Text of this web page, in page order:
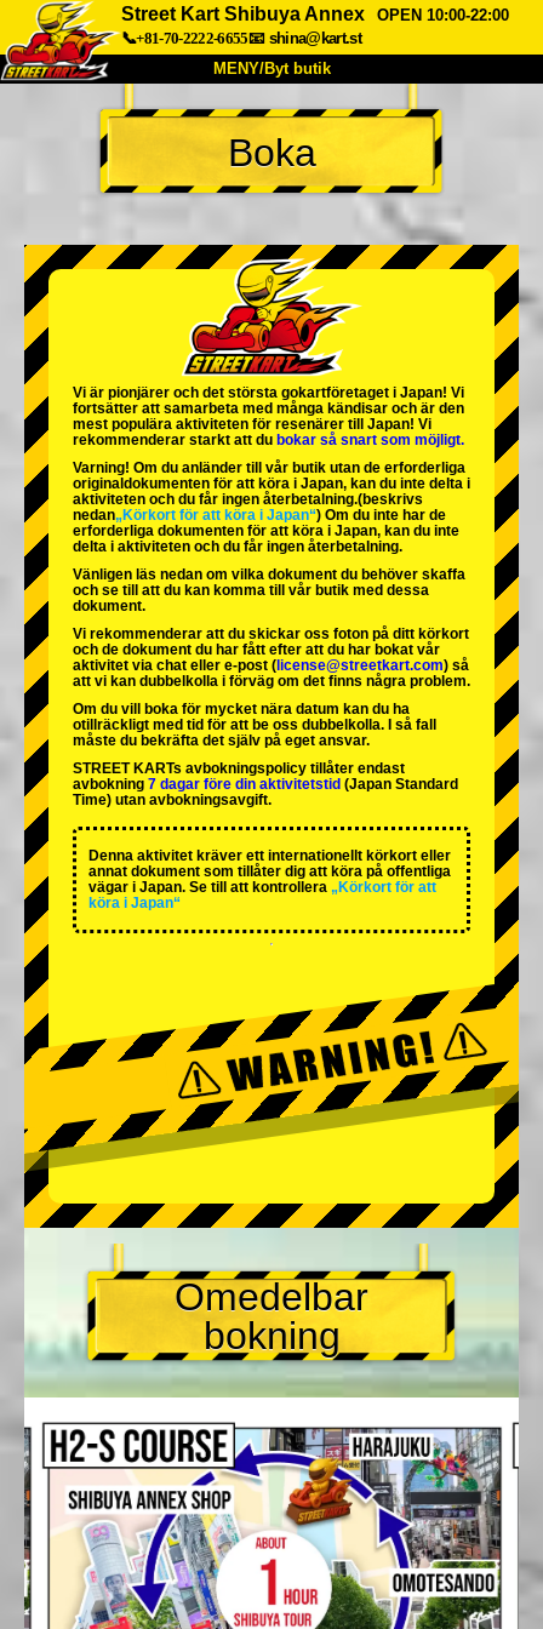
Street Kart Shibuya Annex
OPEN 10:00-22:00
📞+81-70-2222-6655📧 shina@kart.st
MENY/Byt butik
HEM
Om oss Specifikationer Pris
Företag Boka
Byt butik
Tokyo Shinagawa Tokyo Akihabara#1
Tokyo Akihabara#2
Tokyo Shibuya Annex Tokyo Bay
Tokyo Asakusa Osaka
Okinawa
Boka
Vi är pionjärer och det största gokartföretaget i Japan! Vi
fortsätter att samarbeta med många kändisar och är den
mest populära aktiviteten för resenärer till Japan! Vi
rekommenderar starkt att du bokar så snart som möjligt.
Varning! Om du anländer till vår butik utan de erforderliga
originaldokumenten för att köra i Japan, kan du inte delta i
aktiviteten och du får ingen återbetalning.(beskrivs
nedan„Körkort för att köra i Japan“) Om du inte har de
erforderliga dokumenten för att köra i Japan, kan du inte
delta i aktiviteten och du får ingen återbetalning.
Vänligen läs nedan om vilka dokument du behöver skaffa
och se till att du kan komma till vår butik med dessa
dokument.
Vi rekommenderar att du skickar oss foton på ditt körkort
och de dokument du har fått efter att du har bokat vår
aktivitet via chat eller e-post ( license@streetkart.com) så
att vi kan dubbelkolla i förväg om det finns några problem.
Om du vill boka för mycket nära datum kan du ha
otillräckligt med tid för att be oss dubbelkolla. I så fall
måste du bekräfta det själv på eget ansvar.
STREET KARTs avbokningspolicy tillåter endast
avbokning 7 dagar före din aktivitetstid (Japan Standard
Time) utan avbokningsavgift.
Denna aktivitet kräver ett internationellt körkort eller
annat dokument som tillåter dig att köra på offentliga
vägar i Japan. Se till att kontrollera „Körkort för att
köra i Japan“
Omedelbar
bokning